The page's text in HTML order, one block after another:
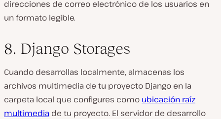
direcciones de correo electrónico de los usuarios en
un formato legible.
8. Django Storages
Cuando desarrollas localmente, almacenas los
archivos multimedia de tu proyecto Django en la
carpeta local que configures como ubicación raíz
multimedia de tu proyecto. El servidor de desarrollo